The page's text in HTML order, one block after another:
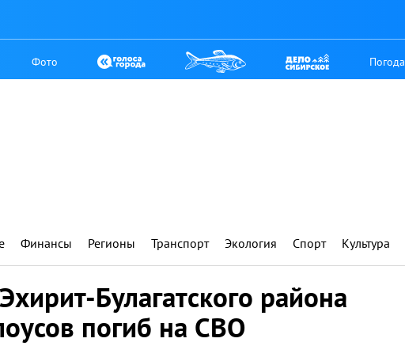
Фото Погода
Финансы Регионы Транспорт Экология Спорт Культура
Булагатского района
погиб на СВО